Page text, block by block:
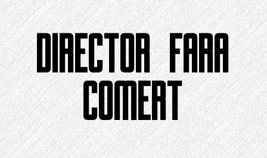
Sari
la
conținut
DIRECTOR FARA
COMERT